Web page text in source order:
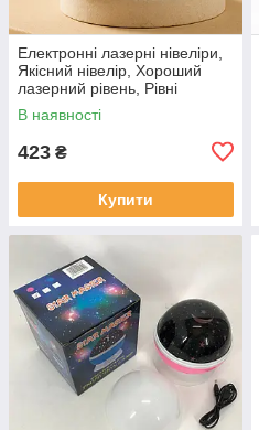
Електронні лазерні нівеліри,
Якісний нівелір, Хороший
лазерний рівень, Рівні
будівельні професійні OA-27
В наявності
423 ₴
Купити